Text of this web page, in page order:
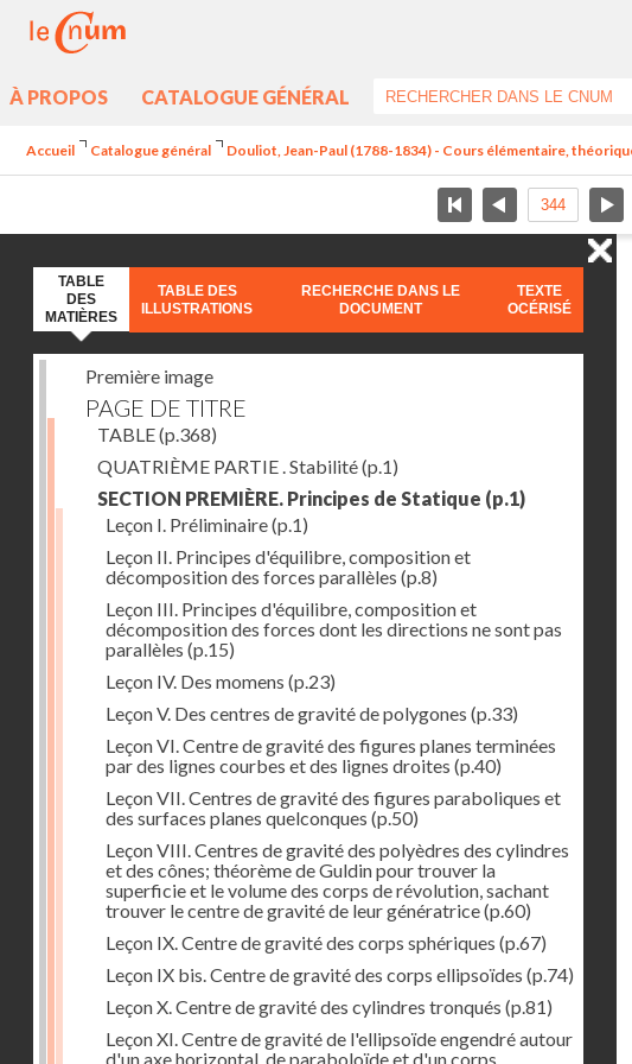
À PROPOS CATALOGUE GÉNÉRAL
Accueil Catalogue général Douliot, Jean-Paul (1788-1834) - Cours élémentaire,
TABLE
DES
MATIÈRES
TABLE DES
ILLUSTRATIONS
RECHERCHE DANS LE
DOCUMENT
TEXTE
OCÉRISÉ
Première image
PAGE DE TITRE
TABLE(p.368)
QUATRIÈME PARTIE . Stabilité(p.1)
SECTION PREMIÈRE. Principes de Statique (p.1)
Leçon I. Préliminaire(p.1)
Leçon II. Principes d'équilibre, composition et
décomposition des forces parallèles (p.8)
Leçon III. Principes d'équilibre, composition et
décomposition des forces dont les directions ne sont pas
parallèles (p.15)
Leçon IV. Des momens (p.23)
Leçon V. Des centres de gravité de polygones (p.33)
Leçon VI. Centre de gravité des figures planes terminées
par des lignes courbes et des lignes droites (p.40)
Leçon VII. Centres de gravité des figures paraboliques et
des surfaces planes quelconques (p.50)
Leçon VIII. Centres de gravité des polyèdres des cylindres
et des cônes; théorème de Guldin pour trouver la
superficie et le volume des corps de révolution, sachant
trouver le centre de gravité de leur génératrice(p.60)
Leçon IX. Centre de gravité des corps sphériques (p.67)
Leçon IX bis. Centre de gravité des corps ellipsoïdes (p.74)
Leçon X. Centre de gravité des cylindres tronqués (p.81)
Leçon XI. Centre de gravité de l'ellipsoïde engendré autour
d'un axe horizontal, de paraboloïde et d'un corps